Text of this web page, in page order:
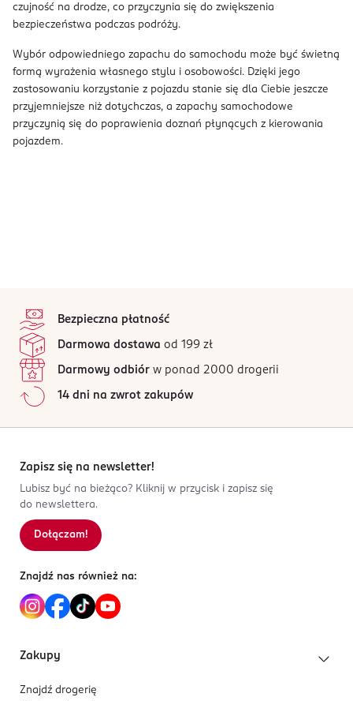
czujność na drodze, co przyczynia się do zwiększenia
bezpieczeństwa podczas podróży.
Wybór odpowiedniego zapachu do samochodu może być świetną
formą wyrażenia własnego stylu i osobowości. Dzięki jego
zastosowaniu korzystanie z pojazdu stanie się dla Ciebie jeszcze
przyjemniejsze niż dotychczas, a zapachy samochodowe
przyczynią się do poprawienia doznań płynących z kierowania
pojazdem.
Bezpieczna płatność
Darmowa dostawa od 199 zł
Darmowy odbiór w ponad 2000 drogerii
14 dni na zwrot zakupów
Zapisz się na newsletter!
Lubisz być na bieżąco? Kliknij w przycisk i zapisz się
do newslettera.
Dołączam!
Znajdź nas również na:
Zakupy
Znajdź drogerię